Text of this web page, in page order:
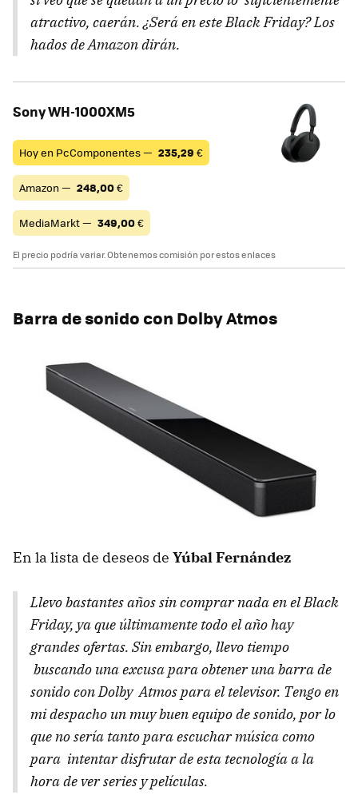
atractivo, caerán. ¿Será en este Black Friday? Los
hados de Amazon dirán.
Sony WH-1000XM5
Hoy en PcComponentes — 235,29 €
Amazon — 248,00€
MediaMarkt — 349,00€
El precio podría variar. Obtenemos comisión por estos enlaces
Barra de sonido con Dolby Atmos
En la lista de deseos de Yúbal Fernández
Llevo bastantes años sin comprar nada en el Black
Friday, ya que últimamente todo el año hay
grandes ofertas. Sin embargo, llevo tiempo
buscando una excusa para obtener una barra de
sonido con Dolby Atmos para el televisor. Tengo en
mi despacho un muy buen equipo de sonido, por lo
que no sería tanto para escuchar música como
para intentar disfrutar de esta tecnología a la
hora de ver series y películas.